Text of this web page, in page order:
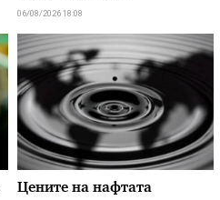
06/08/2026 18:08
Цените на нафтата